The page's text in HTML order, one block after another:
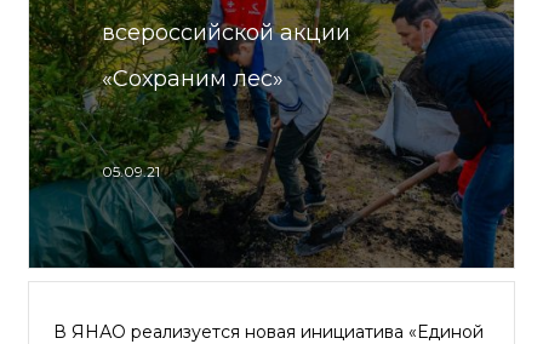
всероссийской акции
«Сохраним лес»
05.09.21
В ЯНАО реализуется новая инициатива «Единой